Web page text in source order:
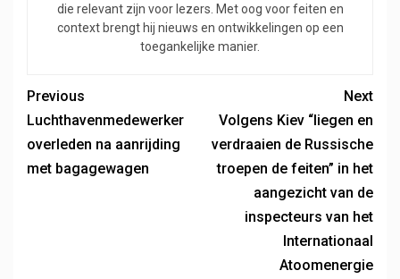
die relevant zijn voor lezers. Met oog voor feiten en
context brengt hij nieuws en ontwikkelingen op een
toegankelijke manier.
Previous
Luchthavenmedewerker
overleden na aanrijding
met bagagewagen
Next
Volgens Kiev “liegen en
verdraaien de Russische
troepen de feiten” in het
aangezicht van de
inspecteurs van het
Internationaal
Atoomenergie